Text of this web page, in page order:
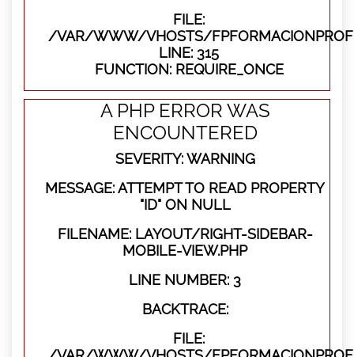
FILE:
/VAR/WWW/VHOSTS/
LINE: 315
FUNCTION: REQUIRE_ONCE
A PHP ERROR WAS
ENCOUNTERED
SEVERITY: WARNING
MESSAGE: ATTEMPT TO READ PROPERTY
"ID" ON NULL
FILENAME: LAYOUT/RIGHT-SIDEBAR-
MOBILE-VIEW.PHP
LINE NUMBER: 3
BACKTRACE:
FILE: